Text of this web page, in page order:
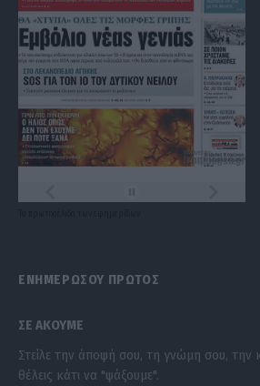
ΕΝΗΜΕΡΩΣΟΥ ΠΡΩΤΟΣ
ΣΕ ΑΚΟΥΜΕ
Στείλε την άποψή σου, τη γνώμη σου, την
θέλεις κάτι να "ψάξουμε".